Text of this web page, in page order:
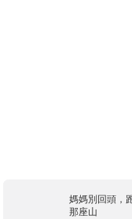
媽媽別回頭，
那座山